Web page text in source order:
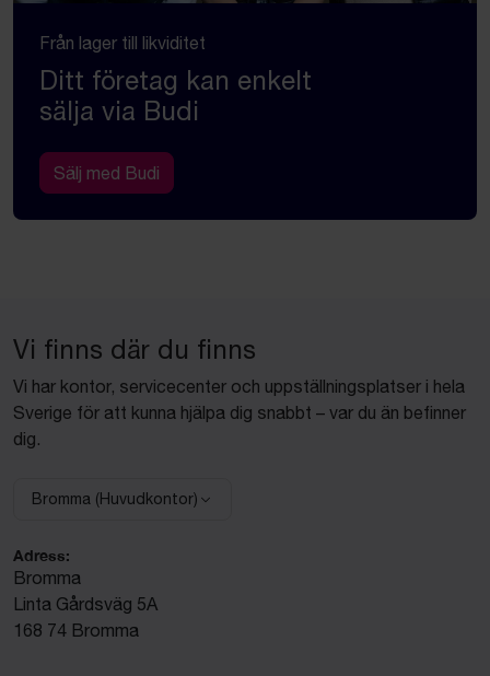
Från lager till likviditet
Ditt företag kan enkelt
sälja via Budi
Sälj med Budi
Vi finns där du finns
Vi har kontor, servicecenter och uppställningsplatser i hela
Sverige för att kunna hjälpa dig snabbt – var du än befinner
dig.
Välj anläggning:
Bromma (Huvudkontor)
Adress:
Bromma
Linta Gårdsväg 5A
168 74 Bromma